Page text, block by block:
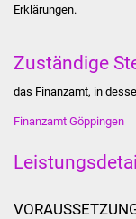
Erklärungen.
Zuständige
das Finanzamt, in
Finanzamt Göppingen